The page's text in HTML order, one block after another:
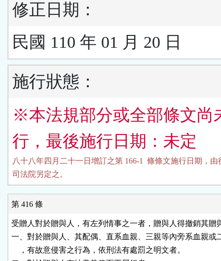
修正日期：
民國 110 年 01 月 20 日
施行狀態：
※本法規部分或全部條文尚
行，最後施行日期：未定
八十八年四月二十一日增訂之第 166-1  條條文施行日期，由
司法院另定之。
第 416 條
受贈人對於贈與人，有左列情事之一者，贈與人得撤銷其贈
一、對於贈與人、其配偶、直系血親、三親等內旁系血親或
    ，有故意侵害之行為，依刑法有處罰之明文者。